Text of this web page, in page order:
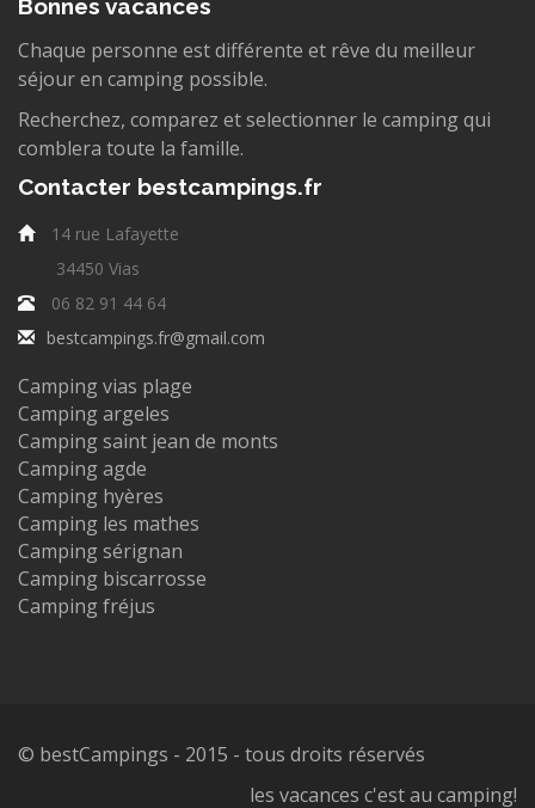
Bonnes vacances
Chaque personne est différente et rêve du meilleur
séjour en camping possible.
Recherchez, comparez et selectionner le camping qui
comblera toute la famille.
Contacter bestcampings.fr
14 rue Lafayette
34450 Vias
06 82 91 44 64
bestcampings.fr@gmail.com
Camping vias plage
Camping argeles
Camping saint jean de monts
Camping agde
Camping hyères
Camping les mathes
Camping sérignan
Camping biscarrosse
Camping fréjus
© bestCampings - 2015 - tous droits réservés
les vacances c'est au camping!